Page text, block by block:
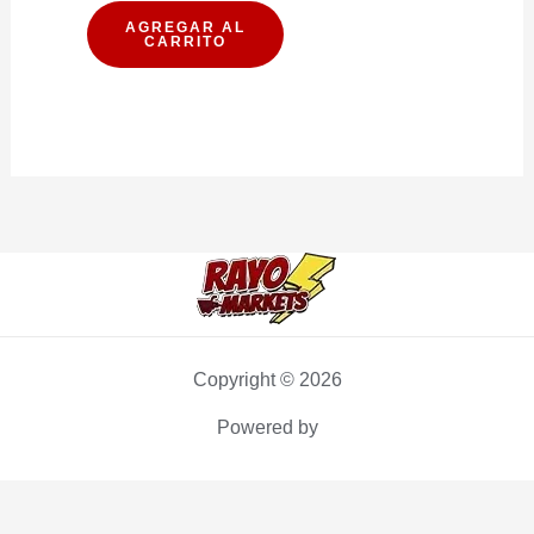
ARVEJAS
340G
AGREGAR AL
CARRITO
Copyright © 2026
Powered by